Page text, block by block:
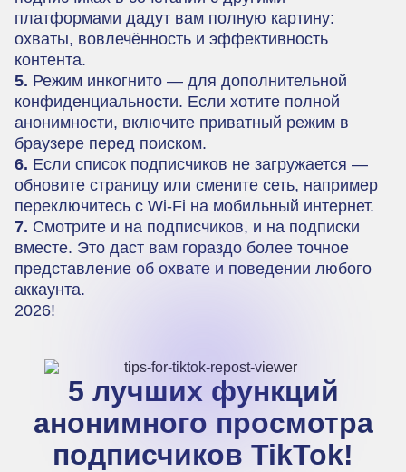
платформами дадут вам полную картину:
охваты, вовлечённость и эффективность
контента.
5. Режим инкогнито — для дополнительной
конфиденциальности. Если хотите полной
анонимности, включите приватный режим в
браузере перед поиском.
6. Если список подписчиков не загружается —
обновите страницу или смените сеть, например
переключитесь с Wi-Fi на мобильный интернет.
7. Смотрите и на подписчиков, и на подписки
вместе. Это даст вам гораздо более точное
представление об охвате и поведении любого
аккаунта.
2026!
5 лучших функций
анонимного просмотра
подписчиков TikTok!